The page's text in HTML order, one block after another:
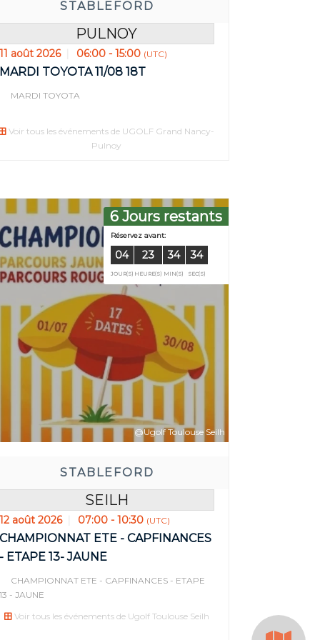
STABLEFORD
PULNOY
11 août 2026 06:00 - 15:00 (UTC)
MARDI TOYOTA 11/08 18T
MARDI TOYOTA
Voir tous les événements de UGOLF Grand Nancy-
Pulnoy
avant:
23 35 33
MIN(S) SEC(S)
6 Jours restants
STABLEFORD
@Ugolf Toulouse Seilh
SEILH
12 août 2026 07:00 - 10:30 (UTC)
CHAMPIONNAT ETE - CAPFINANCES
- ETAPE 13- JAUNE
CHAMPIONNAT ETE - CAPFINANCES - ETAPE
13 - JAUNE
Voir tous les événements de Ugolf Toulouse Seilh